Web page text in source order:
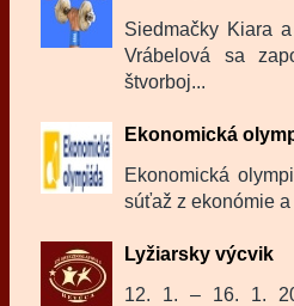
Siedmačky Kiara
Vrábelová sa
štvorboj...
Ekonomická
Ekonomická
súťaž z ekonómie
Lyžiarsky výcvik
12. 1. – 16. 1.